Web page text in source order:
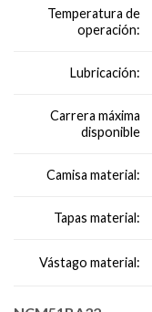
Temperatura de
operación:
Lubricación:
Carrera máxima
disponible
Camisa material:
Tapas material:
Vástago material: